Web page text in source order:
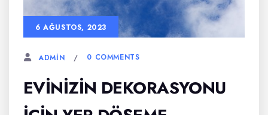
6 AĞUSTOS, 2023
ADMIN 0 COMMENTS
EVINIZIN DEKORASYONU